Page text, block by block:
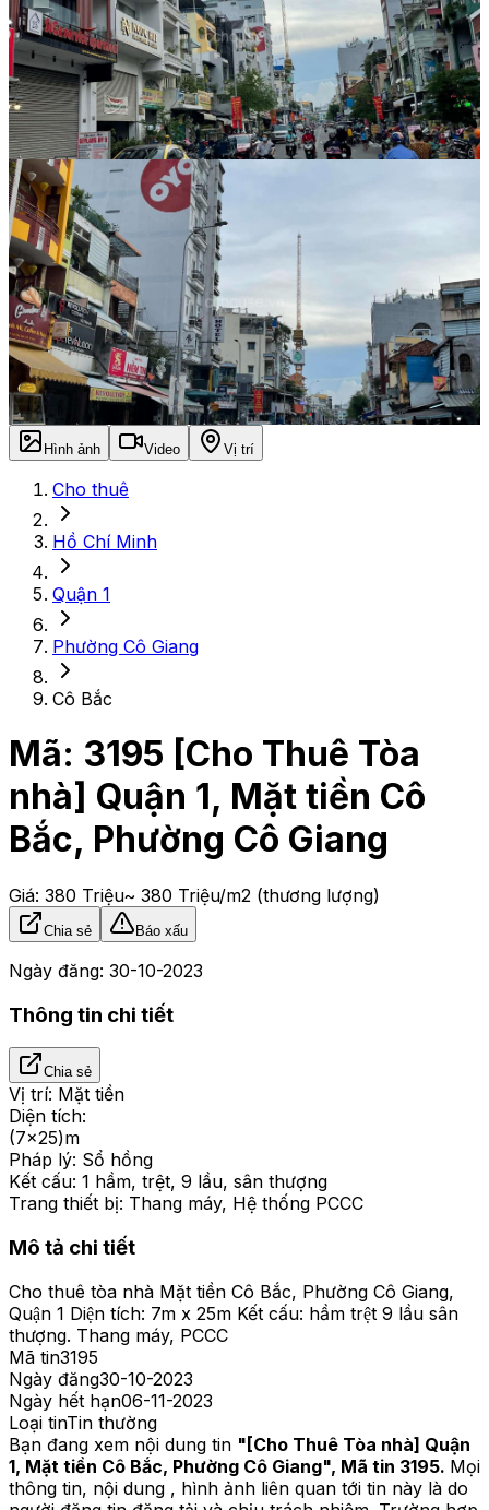
Hình ảnh Video Vị trí
Cho thuê
Hồ Chí Minh
Quận 1
Phường Cô Giang
Cô Bắc
Mã: 3195 [Cho Thuê Tòa
nhà] Quận 1, Mặt tiền Cô
Bắc, Phường Cô Giang
Giá: 380 Triệu~ 380 Triệu/m2 (thương lượng)
Chia sẻ Báo xấu
Ngày đăng: 30-10-2023
Thông tin chi tiết
Chia sẻ
Vị trí: Mặt tiền
Diện tích:
(7x25)m
Pháp lý: Sổ hồng
Kết cấu: 1 hầm, trệt, 9 lầu, sân thượng
Trang thiết bị: Thang máy, Hệ thống PCCC
Mô tả chi tiết
Cho thuê tòa nhà Mặt tiền Cô Bắc, Phường Cô Giang,
Quận 1 Diện tích: 7m x 25m Kết cấu: hầm trệt 9 lầu sân
thượng. Thang máy, PCCC
Mã tin3195
Ngày đăng30-10-2023
Ngày hết hạn06-11-2023
Loại tinTin thường
Bạn đang xem nội dung tin "[Cho Thuê Tòa nhà] Quận
1, Mặt tiền Cô Bắc, Phường Cô Giang", Mã tin 3195. Mọi
thông tin, nội dung , hình ảnh liên quan tới tin này là do